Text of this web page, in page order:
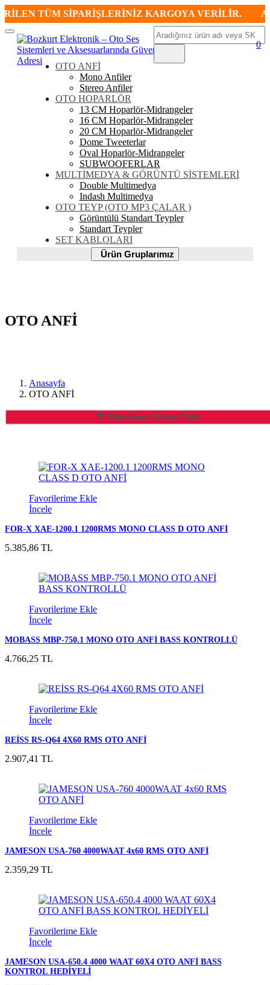
TÜM SİPARİŞLERİNİZ KARGOYA VERİLİR.
Mobil
Menü
Ara
0
OTO ANFİ
Mono Anfiler
Stereo Anfiler
OTO HOPARLÖR
13 CM Hoparlör-Midrangeler
16 CM Hoparlör-Midrangeler
20 CM Hoparlör-Midrangeler
Dome Tweeterlar
Oval Hoparlör-Midrangeler
SUBWOOFERLAR
MULTİMEDYA & GÖRÜNTÜ SİSTEMLERİ
Double Multimedya
Indash Multimedya
OTO TEYP (OTO MP3 ÇALAR )
Görüntülü Standart Teypler
Standart Teypler
SET KABLOLARI
Ürün
Gruplarımız
Ürün Gruplarımız
OTO ANFİ
Anasayfa
OTO ANFİ
Filtreleme Göster/Gizle
Favorilerime Ekle
İncele
FOR-X XAE-1200.1 1200RMS MONO CLASS D OTO ANFİ
5.385,86 TL
Favorilerime Ekle
İncele
MOBASS MBP-750.1 MONO OTO ANFİ BASS KONTROLLÜ
4.766,25 TL
Favorilerime Ekle
İncele
REİSS RS-Q64 4X60 RMS OTO ANFİ
2.907,41 TL
Favorilerime Ekle
İncele
JAMESON USA-760 4000WAAT 4x60 RMS OTO ANFİ
2.359,29 TL
Favorilerime Ekle
İncele
JAMESON USA-650.4 4000 WAAT 60X4 OTO ANFİ BASS
KONTROL HEDİYELİ